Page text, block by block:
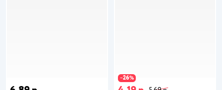
−26%